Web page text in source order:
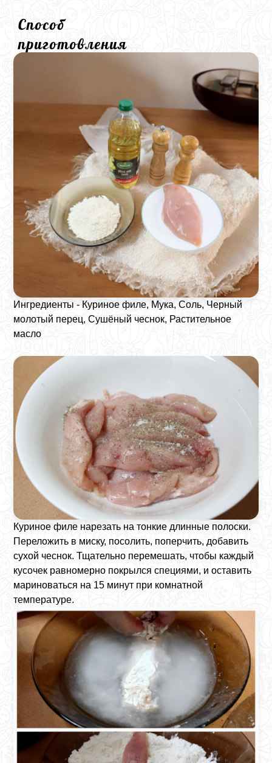
Способ
приготовления
Ингредиенты - Куриное филе, Мука, Соль, Черный
молотый перец, Сушёный чеснок, Растительное
масло
Куриное филе нарезать на тонкие длинные полоски.
Переложить в миску, посолить, поперчить, добавить
сухой чеснок. Тщательно перемешать, чтобы каждый
кусочек равномерно покрылся специями, и оставить
мариноваться на 15 минут при комнатной
температуре.